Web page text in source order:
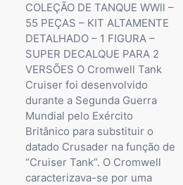
COLEÇÃO DE TANQUE WWll –
55 PEÇAS – KIT ALTAMENTE
DETALHADO – 1 FIGURA –
SUPER DECALQUE PARA 2
VERSÕES O Cromwell Tank
Cruiser foi desenvolvido
durante a Segunda Guerra
Mundial pelo Exército
Britânico para substituir o
datado Crusader na função de
“Cruiser Tank”. O Cromwell
caracterizava-se por uma